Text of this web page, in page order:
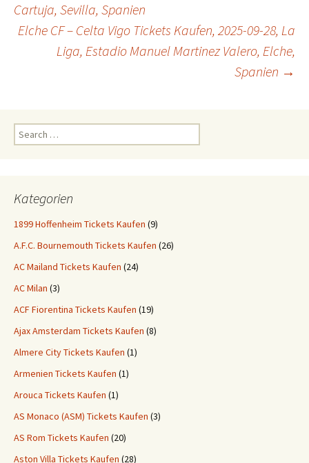
navigation
Cartuja, Sevilla, Spanien
Elche CF – Celta Vigo Tickets Kaufen, 2025-09-28, La
Liga, Estadio Manuel Martinez Valero, Elche,
Spanien →
Search
for:
Kategorien
1899 Hoffenheim Tickets Kaufen (9)
A.F.C. Bournemouth Tickets Kaufen (26)
AC Mailand Tickets Kaufen (24)
AC Milan (3)
ACF Fiorentina Tickets Kaufen (19)
Ajax Amsterdam Tickets Kaufen (8)
Almere City Tickets Kaufen (1)
Armenien Tickets Kaufen (1)
Arouca Tickets Kaufen (1)
AS Monaco (ASM) Tickets Kaufen (3)
AS Rom Tickets Kaufen (20)
Aston Villa Tickets Kaufen (28)